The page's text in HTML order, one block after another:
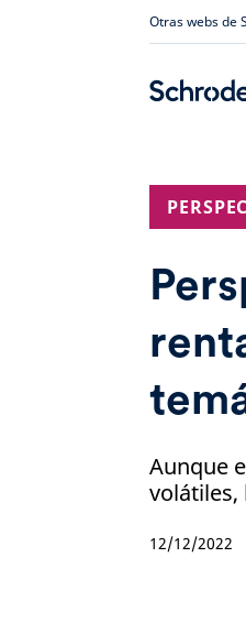
Otras webs de
Aunque
volátiles,
12/12/2022